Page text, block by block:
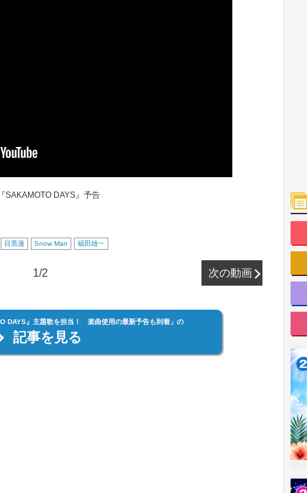
SAKAMOTO DAYS』予告
目黒蓮 Snow Man 福田雄一
1/2 次の動画
DAYS』主題歌を担当！ 楽曲使用の最新予告も到着」の
記事を見る